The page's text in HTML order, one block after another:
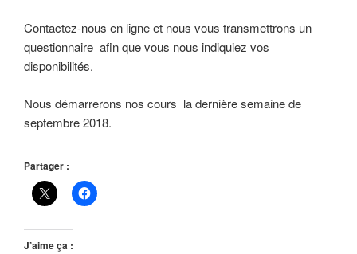
Contactez-nous en ligne et nous vous transmettrons un
questionnaire afin que vous nous indiquiez vos
disponibilités.
Nous démarrerons nos cours la dernière semaine de
septembre 2018.
Partager :
J’aime ça :